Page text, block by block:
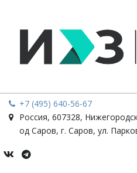
+7 (495) 640-56-67
Россия, 607328,
од Саров, г. Саров, ул.